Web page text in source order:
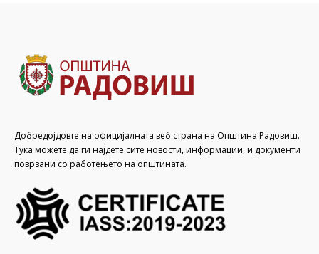
Добредојдовте на официјалната веб страна на Општина Радовиш.
Тука можете да ги најдете сите новости, информации, и документи
поврзани со работењето на општината.